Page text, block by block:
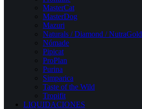
MasterCat
MasterDog
Mazuri
Naturals / Diamond / NutraGold
Nómade
Pipicat
ProPlan
Purina
Simparica
Taste of the Wild
Tropifit
LIQUIDACIONES